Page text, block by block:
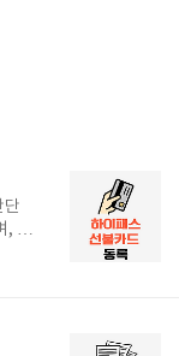
단
, 카
패
록